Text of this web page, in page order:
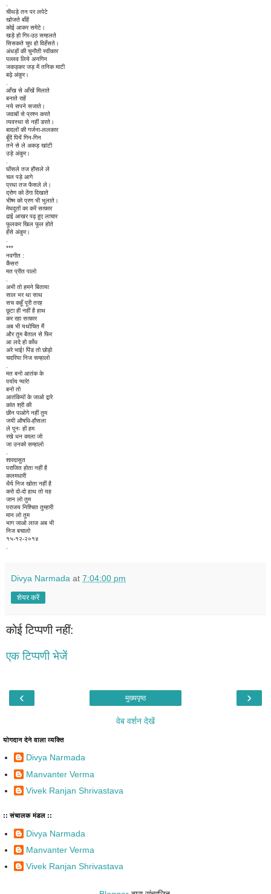
चीथड़े तन पर लपेटे
खोजते बाँहें
कोई आकर समेटे।
खड़े हो गिर-उठ सम्हलते
सिसकते चुप हो विहँसते।
अंधड़ों की चुनौती स्वीकार
पल्लव लिये अनगिन
जकड़कर जड़ में तनिक माटी
बढ़े अंकुर।
आँख से आँखें मिलाते
बनाते राहें
नये सपने सजाते।
जवाबों से प्रश्न करते
व्यवस्था से नहीं डरते।
बादलों की गर्जना-ललकार
बूँदें पियें गिन-गिन
तने से ले अकड़ खांटी
उड़े अंकुर।
घोंसले तज हौसले ले
चल पड़े आगे
प्रथा तज फैसले ले।
द्रोण को ठेंगा दिखाते
भीष्म को प्रण भी भुलाते।
मेघदूतों का करें सत्कार
ढाई आखर पढ़ हुए लाचार
फूलकर खिल फूल होते
हँसे अंकुर।
***
नवगीत :
कैंसर!
मत प्रीत पालो
अभी तो हमने बिताया
साल भर था साथ
सच कहूँ पूरी तरह
छूटा ही नहीं है हाथ
कर रहा सत्कार
अब भी यथोचित मैं
और तुम बैताल से फिर
आ लदे हो काँध
अरे भाई! पिंड तो छोड़ो
चदरिया निज सम्हालो
मत बनो आतंक के
पर्याय प्यारे!
बनो तो
आतंकियों के जाओ द्वारे
कांत श्री की
छीन पाओगे नहीं तुम
जयी औषधि-हौसला
ले पुनः हों हम
रखे धन काला जो
जा उनको सम्हालो
शारदासुत
पराजित होता नहीं है
कलमधारी
धैर्य निज खोता नहीं है
करो दो-दो हाथ तो यह
जान लो तुम
पराजय निश्चित तुम्हारी
मान लो तुम
भाग जाओ लाज अब भी
निज बचालो
१५-१२-२०१४
Divya Narmada at 7:04:00 pm
शेयर करें
कोई टिप्पणी नहीं:
एक टिप्पणी भेजें
‹ ›
मुख्यपृष्ठ
वेब वर्शन देखें
योगदान देने वाला व्यक्ति
Divya Narmada
Manvanter Verma
Vivek Ranjan Shrivastava
:: संचालक मंडल ::
Divya Narmada
Manvanter Verma
Vivek Ranjan Shrivastava